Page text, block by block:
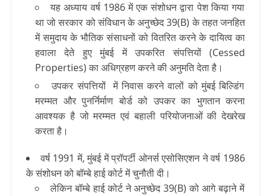
यह अध्याय वर्ष 1986 में एक संशोधन द्वारा पेश किया गया
था जो सरकार को संविधान के अनुच्छेद 39(B) के तहत जनहित
में समुदाय के भौतिक संसाधनों को वितरित करने के दायित्व का
हवाला देते हुए मुंबई में उपकरित संपत्तियों (Cessed
Properties) का अधिग्रहण करने की अनुमति देता है।
उपकर संपत्तियों में निवास करने वालों को मुंबई बिल्डिंग
मरम्मत और पुनर्निर्माण बोर्ड को उपकर का भुगतान करना
आवश्यक है जो मरम्मत एवं बहाली परियोजनाओं की देखरेख
करता है।
वर्ष 1991 में, मुंबई में प्रॉपर्टी ओनर्स एसोसिएशन ने वर्ष 1986
के संशोधन को बॉम्बे हाई कोर्ट में चुनौती दी।
लेकिन बॉम्बे हाई कोर्ट ने अनुच्छेद 39(B) को आगे बढ़ाने में